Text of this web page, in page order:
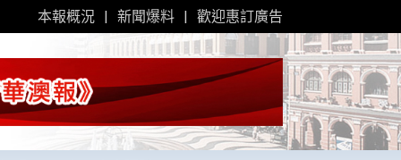
本報概況 新聞爆料 歡迎惠訂廣告